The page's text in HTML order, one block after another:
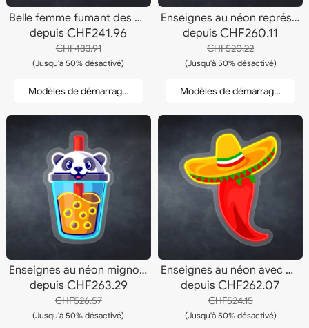
Belle femme fumant des enseignes au néon
depuisCHF241.96
CHF483.91
(Jusqu'à 50% désactivé)
Modèles de démarrage et devis
Enseignes au néon représentant une femme à tête de fleur
depuisCHF260.11
CHF520.22
(Jusqu'à 50% désactivé)
Modèles de démarrage et
Enseignes au néon mignonnes de Panda Boba
depuis CHF263.29
CHF526.57
(Jusqu'à 50% désactivé)
Enseignes au néon avec piment fort
depuisCHF262.07
CHF524.15
(Jusqu'à 50% désactivé)